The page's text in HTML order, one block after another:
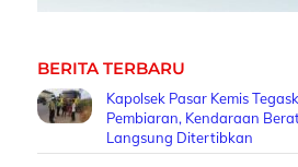
BERITA TERBARU
Kapolsek Pasar Kemis
Pembiaran, Kendaraan
Langsung Ditertibkan